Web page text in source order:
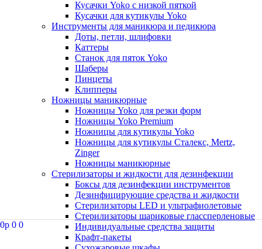
Кусачки Yoko с низкой пяткой
Кусачки для кутикулы Yoko
Инструменты для маникюра и педикюра
Доты, петли, шлифовки
Каттеры
Станок для пяток Yoko
Шаберы
Пинцеты
Клипперы
Ножницы маникюрные
Ножницы Yoko для резки форм
Ножницы Yoko Premium
Ножницы для кутикулы Yoko
Ножницы для кутикулы Сталекс, Mertz,
Zinger
Ножницы маникюрные
Стерилизаторы и жидкости для дезинфекции
Боксы для дезинфекции инструментов
Дезинфицирующие средства и жидкости
Стерилизаторы LED и ультрафиолетовые
Стерилизаторы шариковые глассперленовые
Индивидуальные средства защиты
Крафт-пакеты
0p 0 0